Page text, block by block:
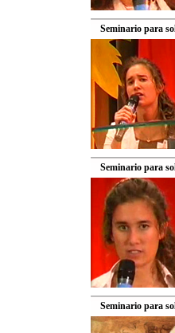
Seminario para
Seminario para
Seminario para